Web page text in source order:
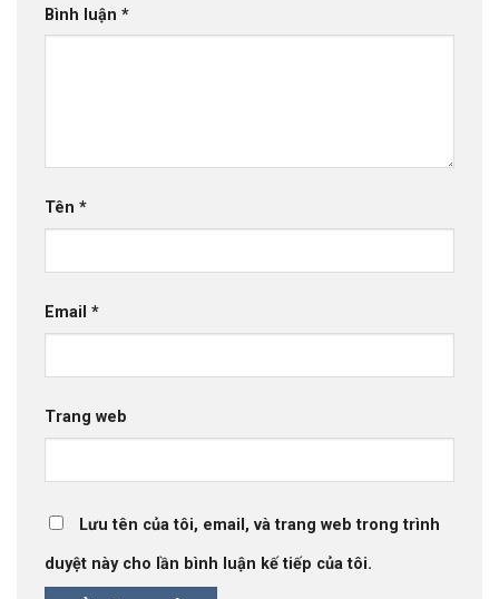
Bình luận *
Tên *
Email *
Trang web
Lưu tên của tôi, email, và trang web trong trình
duyệt này cho lần bình luận kế tiếp của tôi.